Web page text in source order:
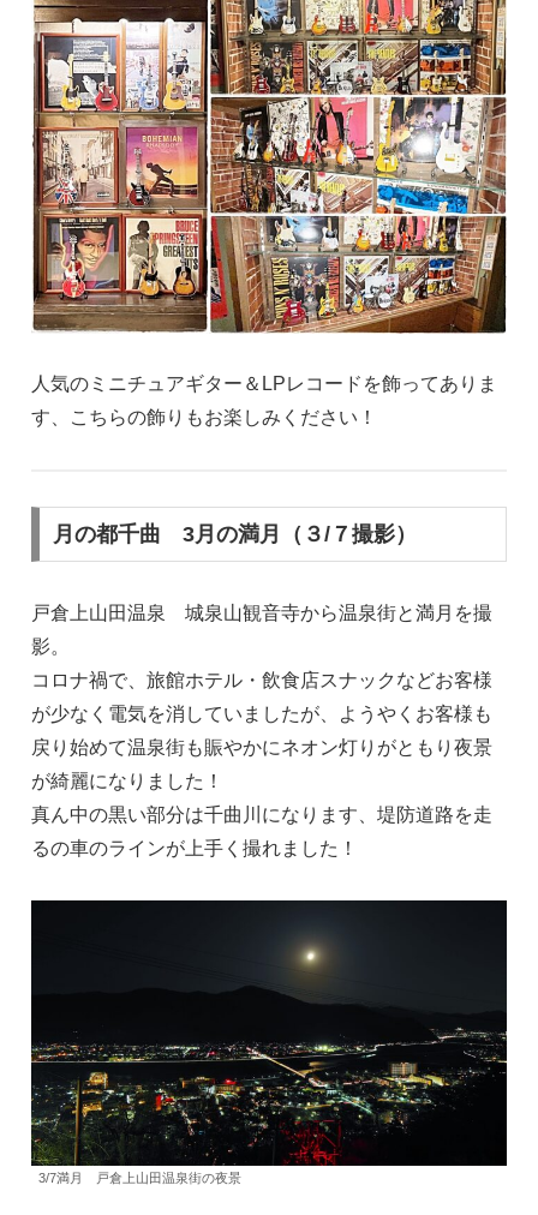
人気のミニチュアギター＆LPレコードを飾ってありま
す、こちらの飾りもお楽しみください！
月の都千曲 3月の満月（３/７撮影）
戸倉上山田温泉 城泉山観音寺から温泉街と満月を撮
影。
コロナ禍で、旅館ホテル・飲食店スナックなどお客様
が少なく電気を消していましたが、ようやくお客様も
戻り始めて温泉街も賑やかにネオン灯りがともり夜景
が綺麗になりました！
真ん中の黒い部分は千曲川になります、堤防道路を走
るの車のラインが上手く撮れました！
3/7満月 戸倉上山田温泉街の夜景